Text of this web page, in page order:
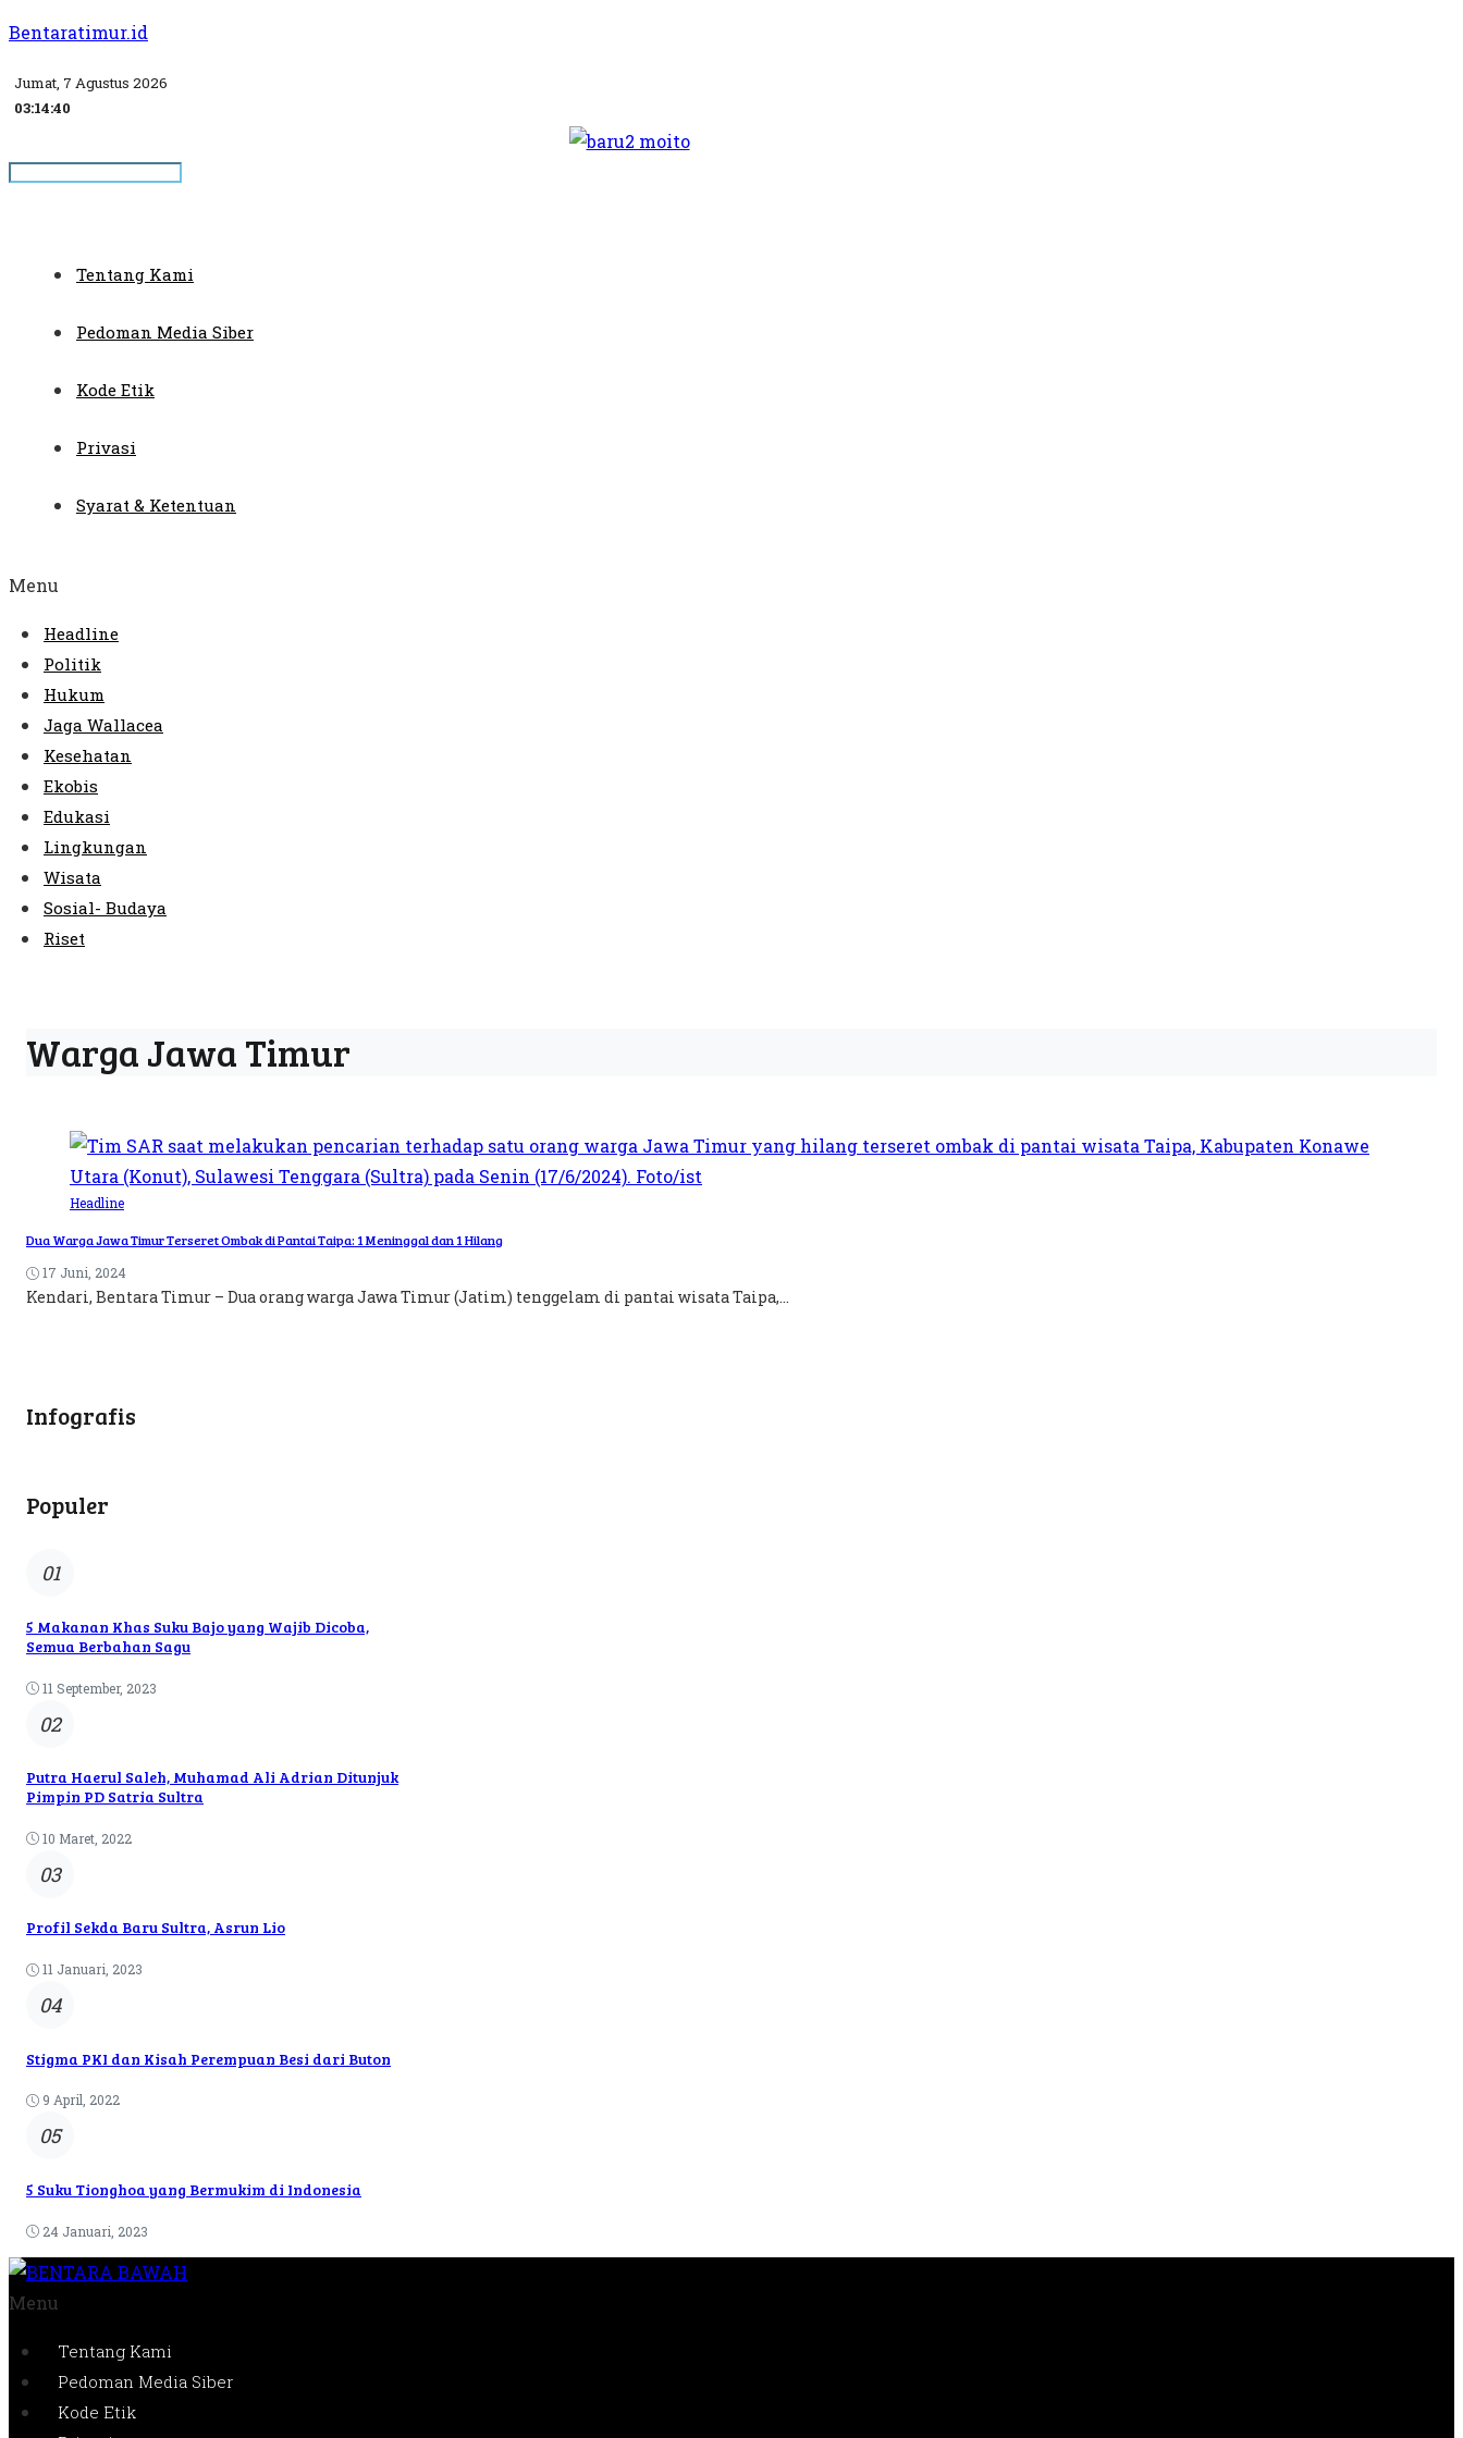
Bentaratimur.id
Jumat, 7 Agustus 2026
03:14:41
Tentang Kami
Pedoman Media Siber
Kode Etik
Privasi
Syarat & Ketentuan
Menu
Headline
Politik
Hukum
Jaga Wallacea
Kesehatan
Ekobis
Edukasi
Lingkungan
Wisata
Sosial- Budaya
Riset
Warga Jawa Timur
Headline
Dua Warga Jawa Timur Terseret Ombak di Pantai Taipa: 1 Meninggal dan 1 Hilang
17 Juni, 2024
Kendari, Bentara Timur – Dua orang warga Jawa Timur (Jatim) tenggelam di pantai wisata Taipa,...
Infografis
Populer
01
5 Makanan Khas Suku Bajo yang Wajib Dicoba,
Semua Berbahan Sagu
11 September, 2023
02
Putra Haerul Saleh, Muhamad Ali Adrian Ditunjuk
Pimpin PD Satria Sultra
10 Maret, 2022
03
Profil Sekda Baru Sultra, Asrun Lio
11 Januari, 2023
04
Stigma PKI dan Kisah Perempuan Besi dari Buton
9 April, 2022
05
5 Suku Tionghoa yang Bermukim di Indonesia
24 Januari, 2023
Menu
Tentang Kami
Pedoman Media Siber
Kode Etik